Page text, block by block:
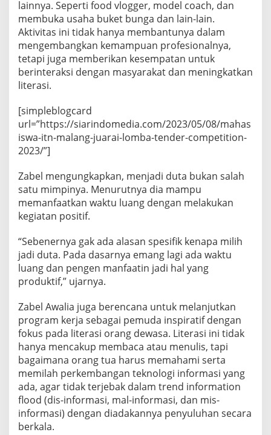
lainnya. Seperti food vlogger, model coach, dan
membuka usaha buket bunga dan lain-lain.
Aktivitas ini tidak hanya membantunya dalam
mengembangkan kemampuan profesionalnya,
tetapi juga memberikan kesempatan untuk
berinteraksi dengan masyarakat dan meningkatkan
literasi.
[simpleblogcard
url=”https://siarindomedia.com/2023/05/08/mahas
iswa-itn-malang-juarai-lomba-tender-competition-
2023/”]
Zabel mengungkapkan, menjadi duta bukan salah
satu mimpinya. Menurutnya dia mampu
memanfaatkan waktu luang dengan melakukan
kegiatan positif.
“Sebenernya gak ada alasan spesifik kenapa milih
jadi duta. Pada dasarnya emang lagi ada waktu
luang dan pengen manfaatin jadi hal yang
produktif,” ujarnya.
Zabel Awalia juga berencana untuk melanjutkan
program kerja sebagai pemuda inspiratif dengan
fokus pada literasi orang dewasa. Literasi ini tidak
hanya mencakup membaca atau menulis, tapi
bagaimana orang tua harus memahami serta
memilah perkembangan teknologi informasi yang
ada, agar tidak terjebak dalam trend information
flood (dis-informasi, mal-informasi, dan mis-
informasi) dengan diadakannya penyuluhan secara
berkala.